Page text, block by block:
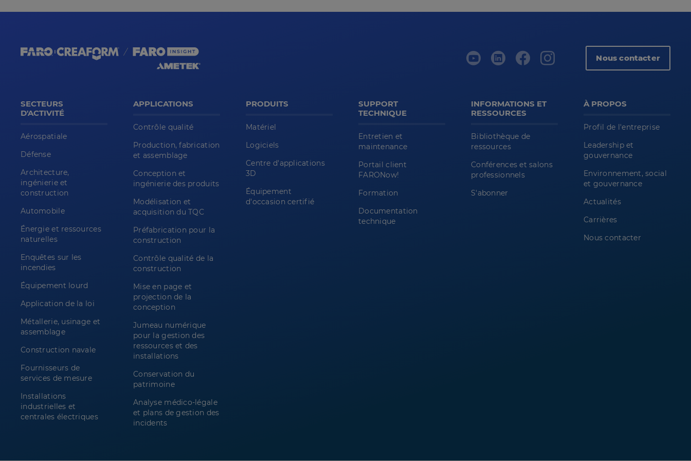
Nous contacter
SECTEURS
D'ACTIVITÉ
Aérospatiale
Défense
Architecture,
ingénierie et
construction
Automobile
Énergie et ressources
naturelles
Enquêtes sur les
incendies
Équipement lourd
Application de la loi
Métallerie, usinage et
assemblage
Construction navale
Fournisseurs de
services de mesure
Installations
industrielles et
centrales électriques
APPLICATIONS
Contrôle qualité
Production, fabrication
et assemblage
Conception et
ingénierie des produits
Modélisation et
acquisition du TQC
Préfabrication pour la
construction
Contrôle qualité de la
construction
Mise en page et
projection de la
conception
Jumeau numérique
pour la gestion des
ressources et des
installations
Conservation du
patrimoine
Analyse médico-légale
et plans de gestion des
incidents
PRODUITS
Matériel
Logiciels
Centre d'applications
3D
Équipement
d'occasion certifié
SUPPORT
TECHNIQUE
Entretien et
maintenance
Portail client
FARONow!
Formation
Documentation
technique
INFORMATIONS ET
RESSOURCES
Bibliothèque de
ressources
Conférences et salons
professionnels
S'abonner
À PROPOS
Profil de l'entreprise
Leadership et
gouvernance
Environnement, social
et gouvernance
Actualités
Carrières
Nous contacter